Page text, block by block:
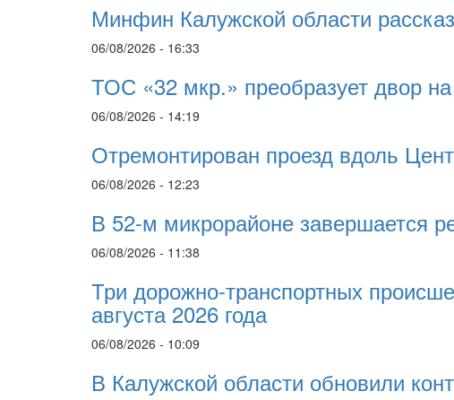
Минфин Калужской области
06/08/2026 - 16:33
ТОС «32 мкр.» преобразует двор
06/08/2026 - 14:19
Отремонтирован проезд вдоль
06/08/2026 - 12:23
В 52-м микрорайоне завершается
06/08/2026 - 11:38
Три дорожно-транспортных
августа 2026 года
06/08/2026 - 10:09
В Калужской области обновили